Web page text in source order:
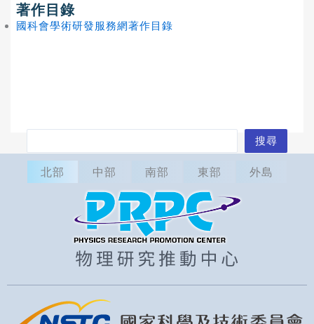
著作目錄
國科會學術研發服務網著作目錄
尋
搜尋
北部 中部 南部 東部 外島